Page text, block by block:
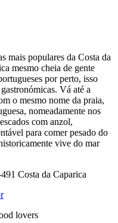
mais populares da Costa da
mesmo cheia de gente
por perto, isso
Vá até a
o mesmo nome da praia,
nomeadamente nos
com anzol,
para comer pesado do
vive do mar
Costa da Caparica